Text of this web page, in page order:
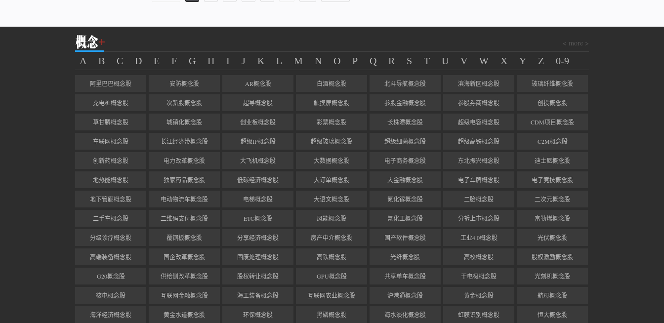
< more >
A B C D E F G H I J K L M N O P Q R S T U V W X Y Z 0-9
阿里巴巴概念股 安防概念股 AR概念股 白酒概念股 北斗导航概念股 滨海新区概念股 玻璃纤维概念股
充电桩概念股 次新股概念股 超导概念股 触摸屏概念股 参股金融概念股 参股券商概念股 创投概念股
草甘膦概念股 城镇化概念股 创业板概念股 彩票概念股 长株潭概念股 超级电容概念股 CDM项目概念股
车联网概念股 长江经济带概念股 超级IP概念股 超级玻璃概念股 超级细菌概念股 超级高铁概念股 C2M概念股
创新药概念股 电力改革概念股 大飞机概念股 大数据概念股 电子商务概念股 东北振兴概念股 迪士尼概念股
地热能概念股 独家药品概念股 低碳经济概念股 大订单概念股 大金融概念股 电子车牌概念股 电子竞技概念股
地下管廊概念股 电动物流车概念股 电梯概念股 大语文概念股 氮化镓概念股 二胎概念股 二次元概念股
二手车概念股 二维码支付概念股 ETC概念股 风能概念股 氟化工概念股 分拆上市概念股 富勒烯概念股
分级诊疗概念股 覆铜板概念股 分享经济概念股 房产中介概念股 国产软件概念股 工业4.0概念股 光伏概念股
高端装备概念股 国企改革概念股 固废处理概念股 高铁概念股 光纤概念股 高校概念股 股权激励概念股
G20概念股 供给侧改革概念股 股权转让概念股 GPU概念股 共享单车概念股 干电极概念股 光刻机概念股
核电概念股 互联网金融概念股 海工装备概念股 互联网农业概念股 沪港通概念股 黄金概念股 航母概念股
海洋经济概念股 黄金水道概念股 环保概念股 黑磷概念股 海水淡化概念股 虹膜识别概念股 恒大概念股